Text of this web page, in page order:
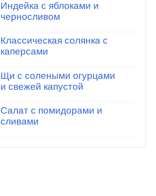
Индейка с яблоками и
черносливом
Классическая солянка с
каперсами
Щи с солеными огурцами
и свежей капустой
Салат с помидорами и
сливами